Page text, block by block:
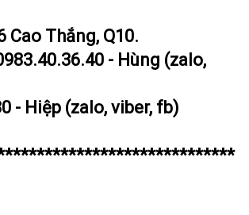
Cao Thắng, Q10.
- Hùng (zalo,
- Hiệp (zalo, viber, fb)